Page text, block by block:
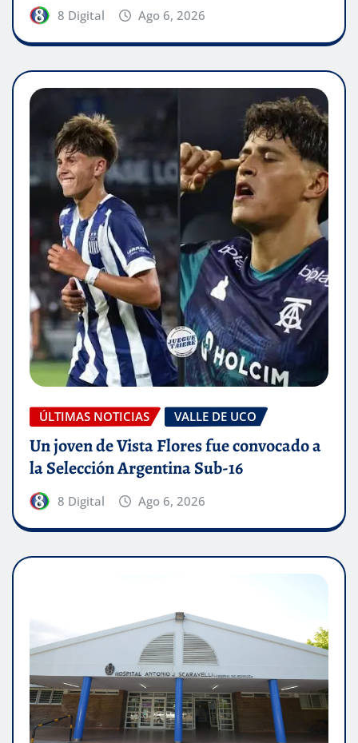
8 Digital Ago 6, 2026
ÚLTIMAS NOTICIAS VALLE DE UCO
Un joven de Vista Flores fue convocado a
la Selección Argentina Sub-16
8 Digital Ago 6, 2026